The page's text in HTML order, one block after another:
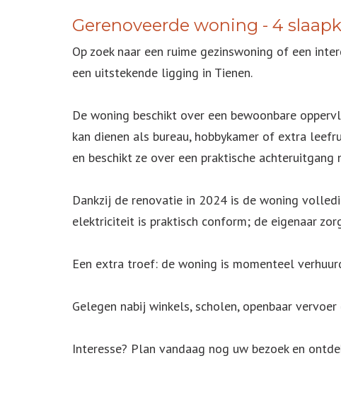
OMSCHRIJVING
Gerenoveerde woning - 4
Op zoek naar een ruime gezinswoning of een
een uitstekende ligging in Tienen.
De woning beschikt over een bewoonbare
kan dienen als bureau, hobbykamer of extra
en beschikt ze over een praktische
Dankzij de renovatie in 2024 is de woning
elektriciteit is praktisch conform; de eigenaar
Een extra troef: de woning is momenteel
Gelegen nabij winkels, scholen, openbaar
Interesse? Plan vandaag nog uw bezoek en